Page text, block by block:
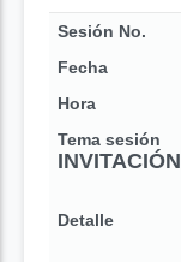
Sesión No.
Fecha
Hora
Tema sesión
INVITACIÓN
Detalle